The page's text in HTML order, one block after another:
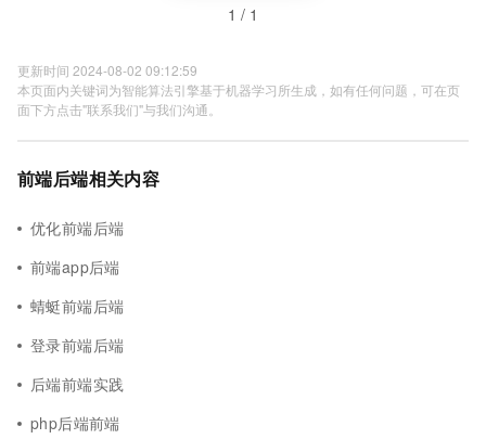
1 / 1
更新时间 2024-08-02 09:12:59
本页面内关键词为智能算法引擎基于机器学习所生成，如有任何问题，可在页
面下方点击"联系我们"与我们沟通。
前端后端相关内容
优化前端后端
前端app后端
蜻蜓前端后端
登录前端后端
后端前端实践
php后端前端